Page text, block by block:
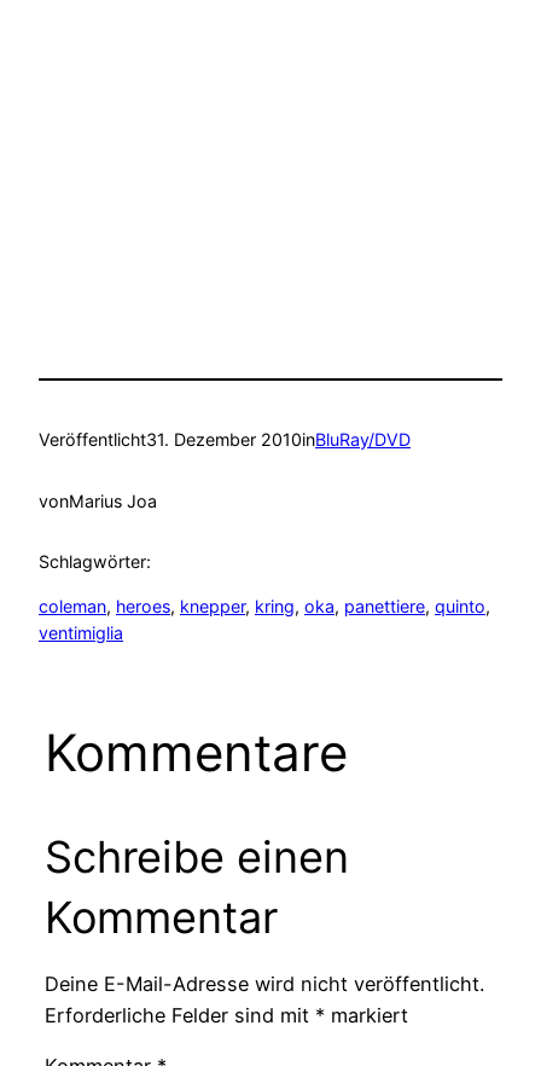
Veröffentlicht31. Dezember 2010inBluRay/DVD
vonMarius Joa
Schlagwörter:
coleman, heroes, knepper, kring, oka, panettiere, quinto
ventimiglia
Kommentare
Schreibe einen
Kommentar
Deine E-Mail-Adresse wird nicht veröffentlicht.
Erforderliche Felder sind mit * markiert